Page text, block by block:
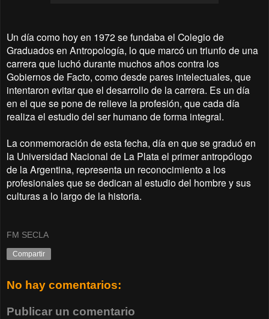
Un día como hoy en 1972 se fundaba el Colegio de
Graduados en Antropología, lo que marcó un triunfo de una
carrera que luchó durante muchos años contra los
Gobiernos de Facto, como desde pares intelectuales, que
intentaron evitar que el desarrollo de la carrera. Es un día
en el que se pone de relieve la profesión, que cada día
realiza el estudio del ser humano de forma integral.
La conmemoración de esta fecha, día en que se graduó en
la Universidad Nacional de La Plata el primer antropólogo
de la Argentina, representa un reconocimiento a los
profesionales que se dedican al estudio del hombre y sus
culturas a lo largo de la historia.
FM SECLA
Compartir
No hay comentarios:
Publicar un comentario